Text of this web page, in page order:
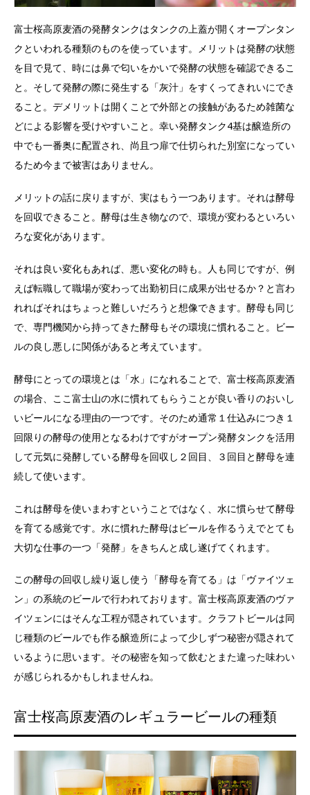
富士桜高原麦酒の発酵タンクはタンクの上蓋が開くオープンタン
クといわれる種類のものを使っています。メリットは発酵の状態
を目で見て、時には鼻で匂いをかいで発酵の状態を確認できるこ
と。そして発酵の際に発生する「灰汁」をすくってきれいにでき
ること。デメリットは開くことで外部との接触があるため雑菌な
どによる影響を受けやすいこと。幸い発酵タンク4基は醸造所の
中でも一番奥に配置され、尚且つ扉で仕切られた別室になってい
るため今まで被害はありません。
メリットの話に戻りますが、実はもう一つあります。それは酵母
を回収できること。酵母は生き物なので、環境が変わるといろい
ろな変化があります。
それは良い変化もあれば、悪い変化の時も。人も同じですが、例
えば転職して職場が変わって出勤初日に成果が出せるか？と言わ
れればそれはちょっと難しいだろうと想像できます。酵母も同じ
で、専門機関から持ってきた酵母もその環境に慣れること。ビー
ルの良し悪しに関係があると考えています。
酵母にとっての環境とは「水」になれることで、富士桜高原麦酒
の場合、ここ富士山の水に慣れてもらうことが良い香りのおいし
いビールになる理由の一つです。そのため通常１仕込みにつき１
回限りの酵母の使用となるわけですがオープン発酵タンクを活用
して元気に発酵している酵母を回収し２回目、３回目と酵母を連
続して使います。
これは酵母を使いまわすということではなく、水に慣らせて酵母
を育てる感覚です。水に慣れた酵母はビールを作るうえでとても
大切な仕事の一つ「発酵」をきちんと成し遂げてくれます。
この酵母の回収し繰り返し使う「酵母を育てる」は「ヴァイツェ
ン」の系統のビールで行われております。富士桜高原麦酒のヴァ
イツェンにはそんな工程が隠されています。クラフトビールは同
じ種類のビールでも作る醸造所によって少しずつ秘密が隠されて
いるように思います。その秘密を知って飲むとまた違った味わい
が感じられるかもしれませんね。
富士桜高原麦酒のレギュラービールの種類